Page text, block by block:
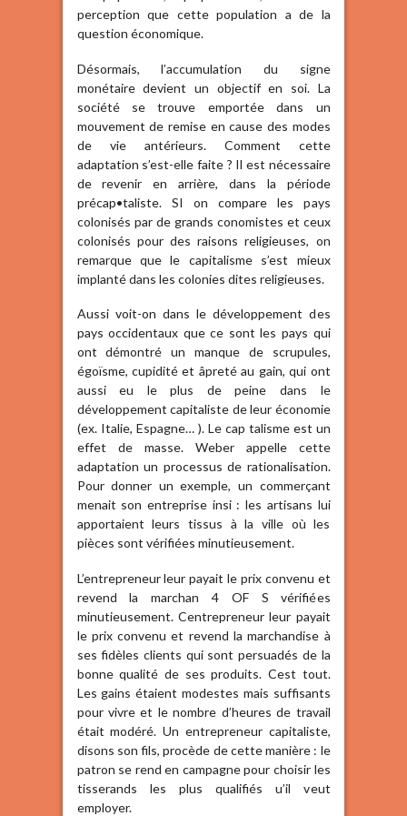
perception que cette population a de la
question économique.
Désormais, l’accumulation du signe
monétaire devient un objectif en soi. La
société se trouve emportée dans un
mouvement de remise en cause des modes
de vie antérieurs. Comment cette
adaptation s’est-elle faite ? Il est nécessaire
de revenir en arrière, dans la période
précap•taliste. SI on compare les pays
colonisés par de grands conomistes et ceux
colonisés pour des raisons religieuses, on
remarque que le capitalisme s’est mieux
implanté dans les colonies dites religieuses.
Aussi voit-on dans le développement des
pays occidentaux que ce sont les pays qui
ont démontré un manque de scrupules,
égoïsme, cupidité et âpreté au gain, qui ont
aussi eu le plus de peine dans le
développement capitaliste de leur économie
(ex. Italie, Espagne… ). Le cap talisme est un
effet de masse. Weber appelle cette
adaptation un processus de rationalisation.
Pour donner un exemple, un commerçant
menait son entreprise insi : les artisans lui
apportaient leurs tissus à la ville où les
pièces sont vérifiées minutieusement.
L’entrepreneur leur payait le prix convenu et
revend la marchan 4 OF S vérifiées
minutieusement. Centrepreneur leur payait
le prix convenu et revend la marchandise à
ses fidèles clients qui sont persuadés de la
bonne qualité de ses produits. Cest tout.
Les gains étaient modestes mais suffisants
pour vivre et le nombre d’heures de travail
était modéré. Un entrepreneur capitaliste,
disons son fils, procède de cette manière : le
patron se rend en campagne pour choisir les
tisserands les plus qualifiés u’il veut
employer.